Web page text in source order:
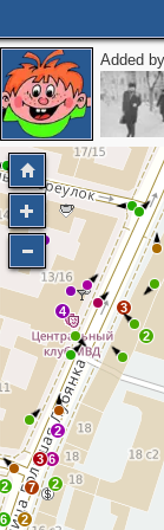
Added
3 3
4
3
2
2
6
2
7
6 2
2
3